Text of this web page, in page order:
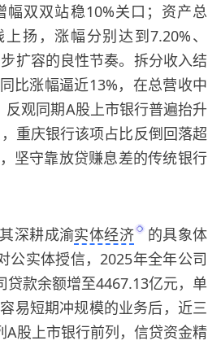
双双站稳10%关口；资产总
扬，涨幅分别达到7.20%、
扩容的良性节奏。拆分收入结
比涨幅逼近13%，在总营收中
观同期A股上市银行普遍抬升
重庆银行该项占比反倒回落超
坚守靠放贷赚息差的传统银行
深耕成渝实体经济
的具象体
公实体授信，2025年全年公司
贷款余额增至4467.13亿元，单
易短期冲规模的业务后，近三
A股上市银行前列，信贷资金精